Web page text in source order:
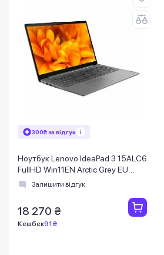
300₴ за відгук
Ноутбук Lenovo IdeaPad 3 15ALC6
FullHD Win11EN Arctic Grey EU
(82KU00CHMH)
Залишити відгук
18 270 ₴
Кешбек91 ₴